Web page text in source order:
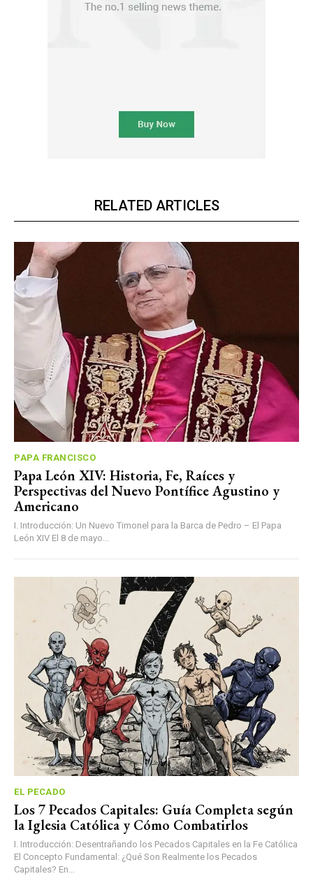
RELATED ARTICLES
PAPA FRANCISCO
Papa León XIV: Historia, Fe, Raíces y
Perspectivas del Nuevo Pontífice Agustino y
Americano
I. Introducción: Un Nuevo Timonel para la Barca de Pedro – El Papa
León XIV El 8 de mayo...
EL PECADO
Los 7 Pecados Capitales: Guía Completa según
la Iglesia Católica y Cómo Combatirlos
I. Introducción: Desentrañando los Pecados Capitales en la Fe Católica
El Concepto Fundamental: ¿Qué Son Realmente los Pecados
Capitales? En...